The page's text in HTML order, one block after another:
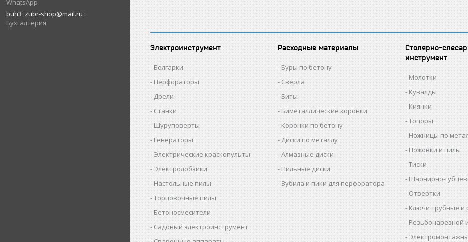
WhatsApp
buh3_zubr-shop@mail.ru
Бухгалтерия
Электроинструмент
Болгарки
Перфораторы
Дрели
Станки
Шуруповерты
Генераторы
Электрические краскопульты
Электролобзики
Настольные пилы
Торцовочные пилы
Бетоносмесители
Садовый электроинструмент
Расходные материалы
Буры по бетону
Сверла
Биты
Биметаллические коронки
Коронки по бетону
Диски по металлу
Алмазные диски
Пильные диски
Зубила и пики для перфоратора
Столярно-
инструмент
Молотки
Кувалды
Киянки
Топоры
Ножницы по
Ножовки и пилы
Тиски
Шарнирно-
Отвертки
Ключи трубные и
Резьбонарезной